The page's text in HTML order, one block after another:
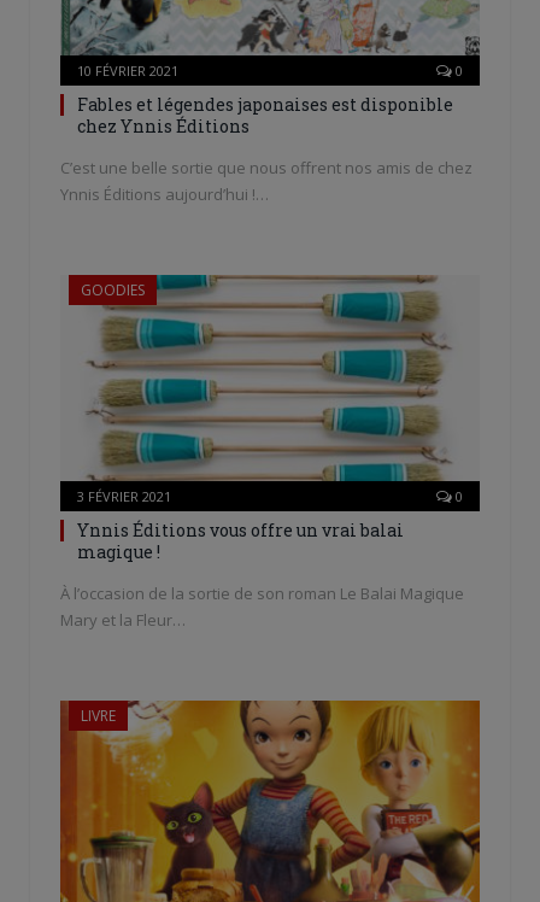
10 FÉVRIER 2021 0
Fables et légendes japonaises est disponible
chez Ynnis Éditions
C’est une belle sortie que nous offrent nos amis de chez
Ynnis Éditions aujourd’hui !…
GOODIES
3 FÉVRIER 2021 0
Ynnis Éditions vous offre un vrai balai
magique !
À l’occasion de la sortie de son roman Le Balai Magique
Mary et la Fleur…
LIVRE